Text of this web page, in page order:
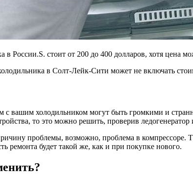
в России.S. стоит от 200 до 400 долларов, хотя цена
в Солт-Лейк-Сити может не включать
с вашим холодильником могут быть громкими и
то это можно решить, проверив ледогенератор
проблемы, возможно, проблема в компрессоре.
ремонта будет такой же, как и при покупке нового.